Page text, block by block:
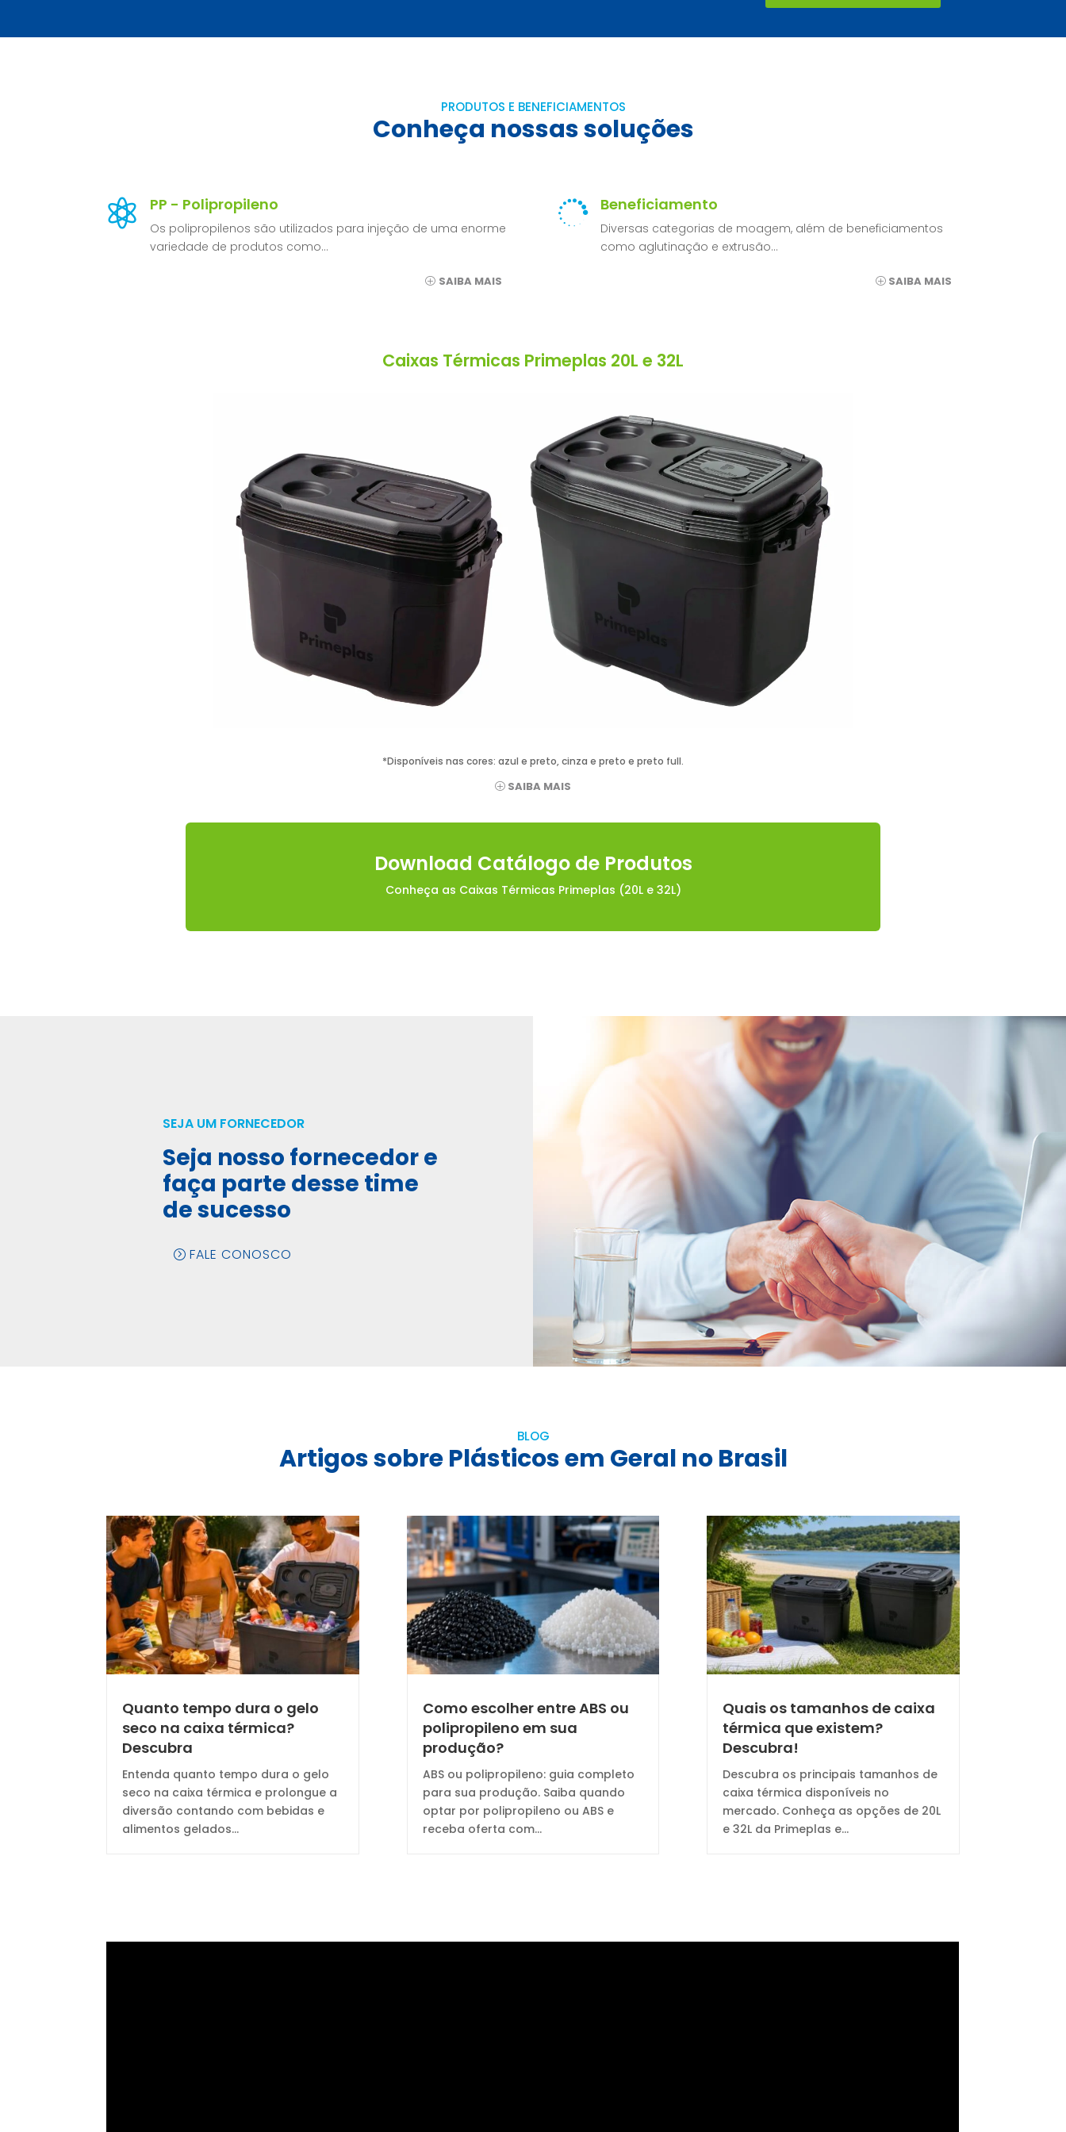
PRODUTOS E BENEFICIAMENTOS
Conheça nossas soluções
 PP - Polipropileno
Os polipropilenos são utilizados para injeção de uma enorme
variedade de produtos como…
SAIBA MAIS
 Beneficiamento
Diversas categorias de moagem, além de beneficiamentos
como aglutinação e extrusão…
SAIBA MAIS
Caixas Térmicas Primeplas 20L e 32L
*Disponíveis nas cores: azul e preto, cinza e preto e preto full.
SAIBA MAIS
Download Catálogo de Produtos
Conheça as Caixas Térmicas Primeplas (20L e 32L)
SEJA UM FORNECEDOR
Seja nosso fornecedor e
faça parte desse time
de sucesso
FALE CONOSCO
BLOG
Artigos sobre Plásticos em Geral no Brasil
Quanto tempo dura o gelo
seco na caixa térmica?
Descubra
Entenda quanto tempo dura o gelo
seco na caixa térmica e prolongue a
diversão contando com bebidas e
alimentos gelados...
Como escolher entre ABS ou
polipropileno em sua
produção?
ABS ou polipropileno: guia completo
para sua produção. Saiba quando
optar por polipropileno ou ABS e
receba oferta com...
Quais os tamanhos de caixa
térmica que existem?
Descubra!
Descubra os principais tamanhos de
caixa térmica disponíveis no
mercado. Conheça as opções de 20L
e 32L da Primeplas e...